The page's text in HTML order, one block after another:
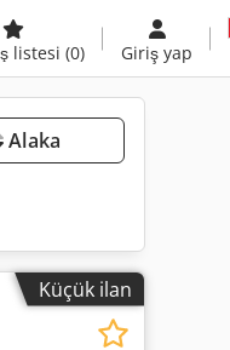
listesi (0) Giriş yap
Alaka
Küçük ilan